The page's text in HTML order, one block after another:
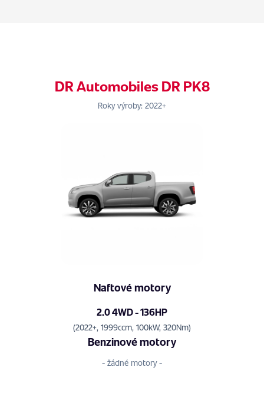
DR Automobiles DR PK8
Roky výroby: 2022+
Naftové motory
2.0 4WD - 136HP
(2022+, 1999ccm, 100kW, 320Nm)
Benzinové motory
- žádné motory -